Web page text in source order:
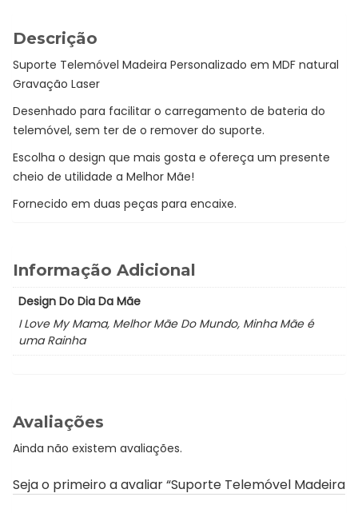
Descrição
Suporte Telemóvel Madeira Personalizado em MDF natural
Gravação Laser
Desenhado para facilitar o carregamento de bateria do
telemóvel, sem ter de o remover do suporte.
Escolha o design que mais gosta e ofereça um presente
cheio de utilidade a Melhor Mãe!
Fornecido em duas peças para encaixe.
Informação Adicional
Design Do Dia Da Mãe
I Love My Mama, Melhor Mãe Do Mundo, Minha Mãe é
uma Rainha
Avaliações
Ainda não existem avaliações.
Seja o primeiro a avaliar “Suporte Telemóvel Madeira